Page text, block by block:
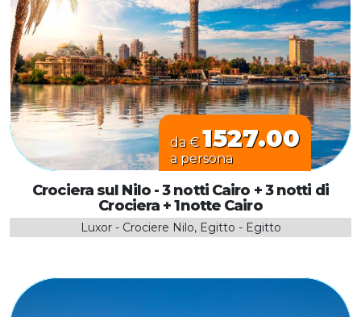
da €1527.00
a persona
Crociera sul Nilo - 3 notti Cairo + 3 notti di
Crociera + 1notte Cairo
Luxor - Crociere Nilo, Egitto - Egitto